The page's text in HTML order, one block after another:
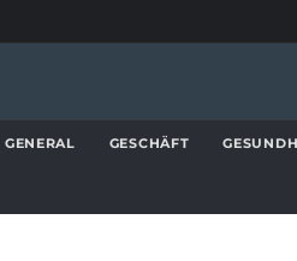
GENERAL GESCHÄFT